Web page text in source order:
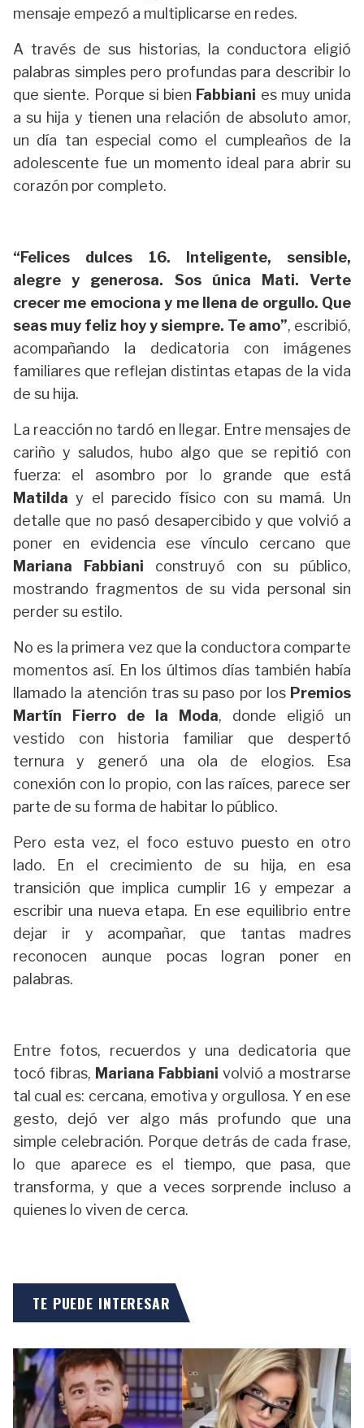
mensaje empezó a multiplicarse en redes.
A través de sus historias, la conductora eligió
palabras simples pero profundas para describir lo
que siente. Porque si bien Fabbiani es muy unida
a su hija y tienen una relación de absoluto amor,
un día tan especial como el cumpleaños de la
adolescente fue un momento ideal para abrir su
corazón por completo.
“Felices dulces 16. Inteligente, sensible,
alegre y generosa. Sos única Mati. Verte
crecer me emociona y me llena de orgullo. Que
seas muy feliz hoy y siempre. Te amo”, escribió,
acompañando la dedicatoria con imágenes
familiares que reflejan distintas etapas de la vida
de su hija.
La reacción no tardó en llegar. Entre mensajes de
cariño y saludos, hubo algo que se repitió con
fuerza: el asombro por lo grande que está
Matilda y el parecido físico con su mamá. Un
detalle que no pasó desapercibido y que volvió a
poner en evidencia ese vínculo cercano que
Mariana Fabbiani construyó con su público,
mostrando fragmentos de su vida personal sin
perder su estilo.
No es la primera vez que la conductora comparte
momentos así. En los últimos días también había
llamado la atención tras su paso por los Premios
Martín Fierro de la Moda, donde eligió un
vestido con historia familiar que despertó
ternura y generó una ola de elogios. Esa
conexión con lo propio, con las raíces, parece ser
parte de su forma de habitar lo público.
Pero esta vez, el foco estuvo puesto en otro
lado. En el crecimiento de su hija, en esa
transición que implica cumplir 16 y empezar a
escribir una nueva etapa. En ese equilibrio entre
dejar ir y acompañar, que tantas madres
reconocen aunque pocas logran poner en
palabras.
Entre fotos, recuerdos y una dedicatoria que
tocó fibras, Mariana Fabbiani volvió a mostrarse
tal cual es: cercana, emotiva y orgullosa. Y en ese
gesto, dejó ver algo más profundo que una
simple celebración. Porque detrás de cada frase,
lo que aparece es el tiempo, que pasa, que
transforma, y que a veces sorprende incluso a
quienes lo viven de cerca.
TE PUEDE INTERESAR